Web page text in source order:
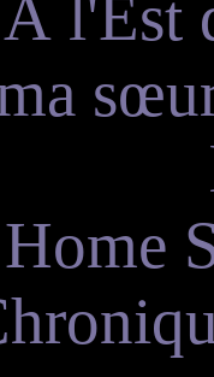
À l'Est
Home